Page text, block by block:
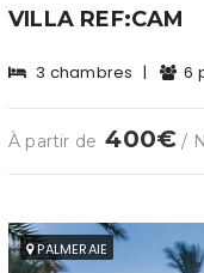
VILLA REF:CAM
3 chambres | 6
À partir de 400€ /
PALMERAIE